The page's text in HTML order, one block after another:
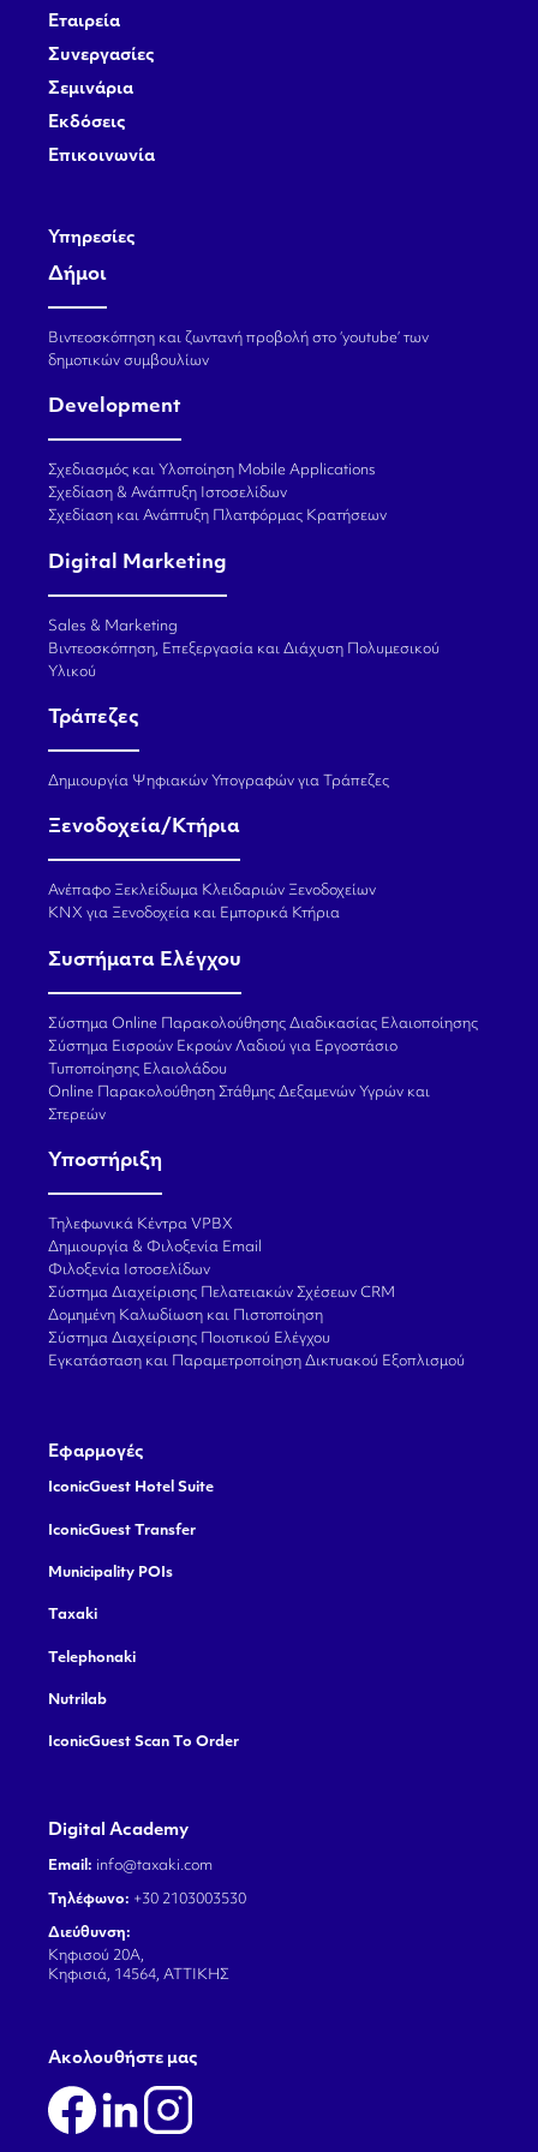
Εταιρεία
Συνεργασίες
Σεμινάρια
Εκδόσεις
Επικοινωνία
Υπηρεσίες
Δήμοι
Βιντεοσκόπηση και ζωντανή προβολή στο ‘youtube’ των
δημοτικών συμβουλίων
Development
Σχεδιασμός και Υλοποίηση Mobile Applications
Σχεδίαση & Ανάπτυξη Ιστοσελίδων
Σχεδίαση και Ανάπτυξη Πλατφόρμας Κρατήσεων
Digital Marketing
Sales & Marketing
Βιντεοσκόπηση, Επεξεργασία και Διάχυση Πολυμεσικού
Υλικού
Τράπεζες
Δημιουργία Ψηφιακών Υπογραφών για Τράπεζες
Ξενοδοχεία/Κτήρια
Ανέπαφο Ξεκλείδωμα Κλειδαριών Ξενοδοχείων
KNX για Ξενοδοχεία και Εμπορικά Κτήρια
Συστήματα Ελέγχου
Σύστημα Online Παρακολούθησης Διαδικασίας Ελαιοποίησης
Σύστημα Εισροών Εκροών Λαδιού για Εργοστάσιο
Τυποποίησης Ελαιολάδου
Online Παρακολούθηση Στάθμης Δεξαμενών Υγρών και
Στερεών
Υποστήριξη
Τηλεφωνικά Κέντρα VPBX
Δημιουργία & Φιλοξενία Email
Φιλοξενία Ιστοσελίδων
Σύστημα Διαχείρισης Πελατειακών Σχέσεων CRM
Δομημένη Καλωδίωση και Πιστοποίηση
Σύστημα Διαχείρισης Ποιοτικού Ελέγχου
Εγκατάσταση και Παραμετροποίηση Δικτυακού Εξοπλισμού
Εφαρμογές
IconicGuest Hotel Suite
IconicGuest Transfer
Municipality POIs
Taxaki
Telephonaki
Nutrilab
IconicGuest Scan To Order
Digital Academy
Email: info@taxaki.com
Τηλέφωνο: +30 2103003530
Διεύθυνση:
Κηφισού 20Α,
Κηφισιά, 14564, ΑΤΤΙΚΗΣ
Aκολουθήστε μας